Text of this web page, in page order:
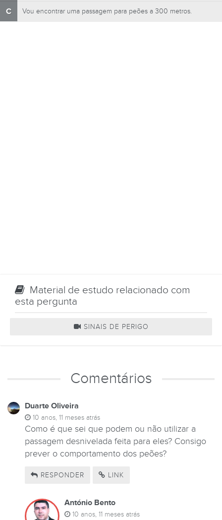
C Vou encontrar uma passagem para peões a 300 metros.
Material de estudo relacionado com
esta pergunta
SINAIS DE PERIGO
Comentários
Duarte Oliveira
10 anos, 11 meses atrás
Como é que sei que podem ou não utilizar a
passagem desnivelada feita para eles? Consigo
prever o comportamento dos peões?
RESPONDER LINK
António Bento
10 anos, 11 meses atrás